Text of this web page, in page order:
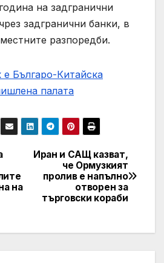
на задгранични
задгранични банки, в
разпоредби.
Българо-Китайска
палaта
Иран и САЩ казват,
че Ормузкият
пролив е напълно
отворен за
търговски кораби
на